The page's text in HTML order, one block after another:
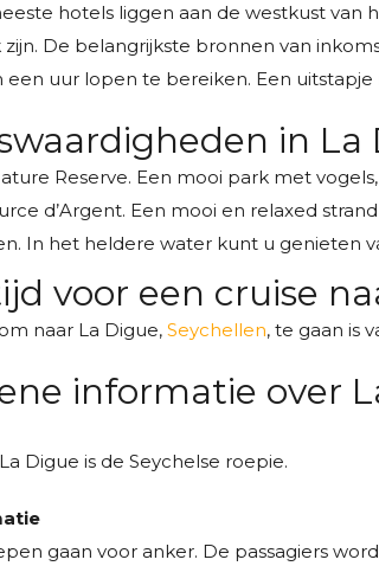
hotels liggen aan de westkust
zijn. De belangrijkste bronnen van
een uur lopen te bereiken. Een uitstapje
in La
Reserve. Een mooi park met
d’Argent. Een mooi en relaxed
In het heldere water kunt u genieten
voor een cruise
naar La Digue, Seychellen, te gaan is
informatie over
Digue is de Seychelse roepie.
gaan voor anker. De passagiers